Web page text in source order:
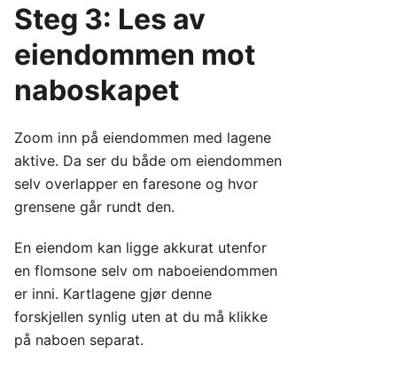
Steg 3: Les av
eiendommen mot
naboskapet
Zoom inn på eiendommen med lagene
aktive. Da ser du både om eiendommen
selv overlapper en faresone og hvor
grensene går rundt den.
En eiendom kan ligge akkurat utenfor
en flomsone selv om naboeiendommen
er inni. Kartlagene gjør denne
forskjellen synlig uten at du må klikke
på naboen separat.